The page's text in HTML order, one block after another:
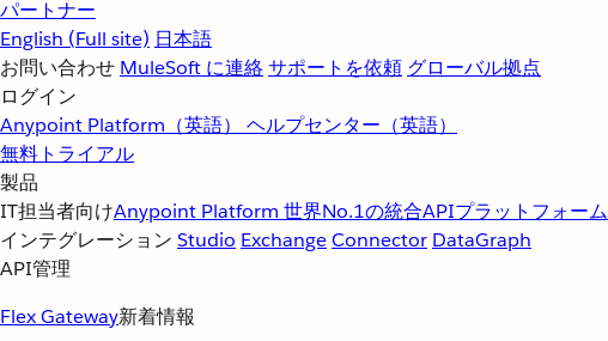
パートナー
English (Full site) 日本語
お問い合わせ MuleSoft に連絡サポートを依頼 グローバル拠点
ログイン
Anypoint Platform（英語） ヘルプセンター（英語）
無料トライアル
製品
IT担当者向けAnypoint Platform 世界No.1の統合APIプラットフォーム
インテグレーション Studio ExchangeConnector DataGraph
API管理
Flex Gateway新着情報